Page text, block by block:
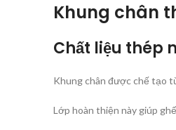
Khung chân
Chất liệu thép
Khung chân được chế tạo
Lớp hoàn thiện này giúp